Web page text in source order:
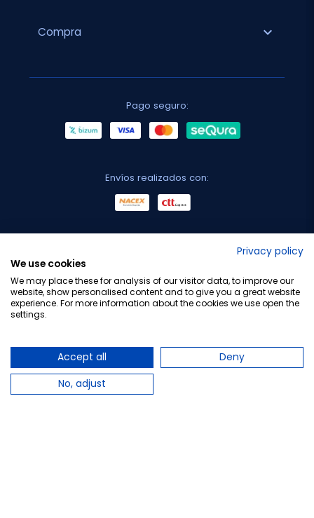
Compra expand_more
Pago seguro:
Envíos realizados con:
Privacy policy
We use cookies
We may place these for analysis of our visitor data, to improve our
website, show personalised content and to give you a great website
experience. For more information about the cookies we use open the
settings.
Accept all
Deny
No, adjust